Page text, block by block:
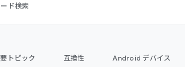
ド検索
トピック 互換性 Android デバイス